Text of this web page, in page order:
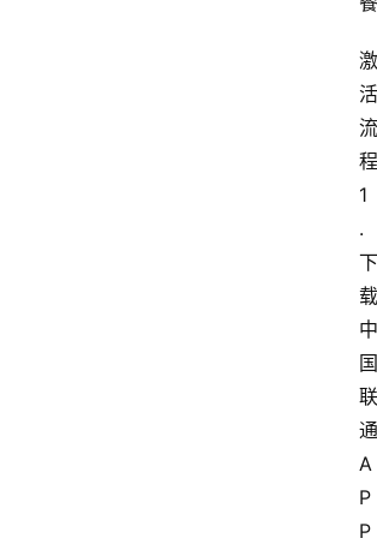
激
活
流
程
1
.
下
载
中
国
联
通
A
P
P